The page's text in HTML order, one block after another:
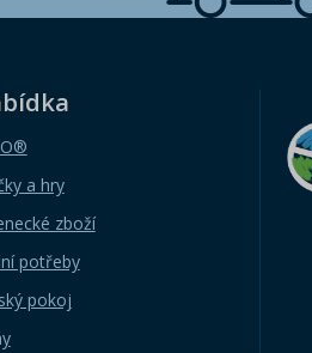
a hry
zboží
potřeby
pokoj